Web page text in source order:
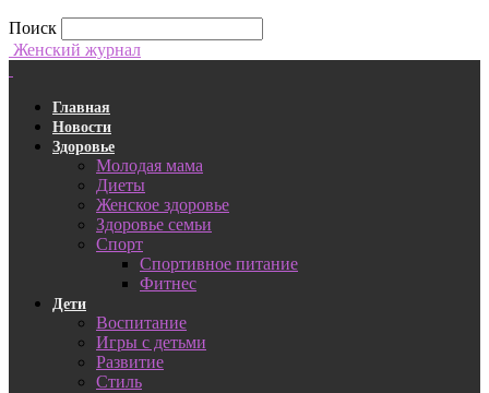
Поиск
Женский журнал
Главная
Новости
Здоровье
Молодая мама
Диеты
Женское здоровье
Здоровье семьи
Спорт
Спортивное питание
Фитнес
Дети
Воспитание
Игры с детьми
Развитие
Стиль